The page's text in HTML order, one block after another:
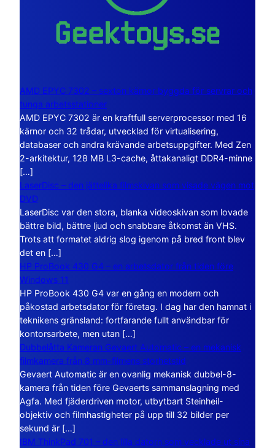
AMD EPYC 7302 – sexton kärnor byggda för servrar och
tunga arbetsstationer
AMD EPYC 7302 är en kraftfull serverprocessor med 16
kärnor och 32 trådar, utvecklad för virtualisering,
databaser och andra krävande arbetsuppgifter. Med Zen
2-arkitektur, 128 MB L3-cache, åttakanaligt DDR4-minne
[…]
LaserDisc – den jättelika filmskivan som visade vägen mot
DVD
LaserDisc var den stora, blanka videoskivan som lovade
bättre bild, bättre ljud och snabbare åtkomst än VHS.
Trots att formatet aldrig slog igenom på bred front blev
det en […]
HP ProBook 430 G4 – en arbetsdator från tiden före
Windows 11
HP ProBook 430 G4 var en gång en modern och
påkostad arbetsdator för företag. I dag har den hamnat i
teknikens gränsland: fortfarande fullt användbar för
kontorsarbete, men utan […]
Dubbelåtta Kameran Gevaert Automatic – en mekanisk
filmkamera från 8 mm-filmens storhetstid
Gevaert Automatic är en ovanlig mekanisk dubbel-8-
kamera från tiden före Gevaerts sammanslagning med
Agfa. Med fjäderdriven motor, utbytbart Steinheil-
objektiv och filmhastigheter på upp till 32 bilder per
sekund är […]
IBM ThinkPad 701 – den lilla datorn som vecklade ut sina